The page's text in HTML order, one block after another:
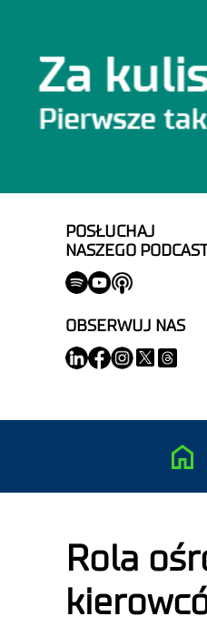
POSŁUCHAJ
NASZEGO
OBSERWUJ NAS
Rola